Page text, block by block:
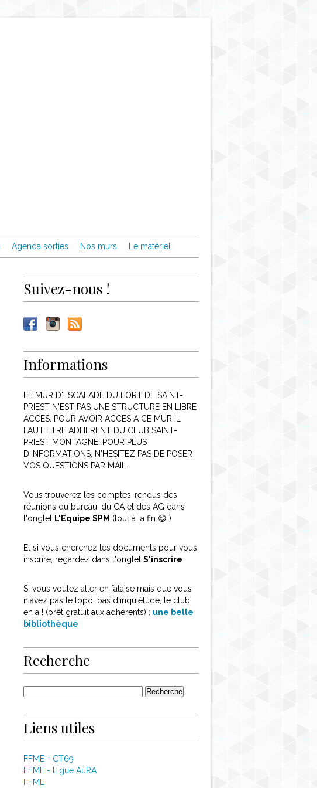
Agenda sorties Nos murs Le matériel
Suivez-nous !
Informations
LE MUR D'ESCALADE DU FORT DE SAINT-
PRIEST N'EST PAS UNE STRUCTURE EN LIBRE
ACCES. POUR AVOIR ACCES A CE MUR IL
FAUT ETRE ADHERENT DU CLUB SAINT-
PRIEST MONTAGNE. POUR PLUS
D'INFORMATIONS, N'HESITEZ PAS DE POSER
VOS QUESTIONS PAR MAIL.
Vous trouverez les comptes-rendus des
réunions du bureau, du CA et des AG dans
l'onglet L'Equipe SPM (tout à la fin 😋 )
Et si vous cherchez les documents pour vous
inscrire, regardez dans l'onglet S'inscrire
Si vous voulez aller en falaise mais que vous
n'avez pas le topo, pas d'inquiétude, le club
en a ! (prêt gratuit aux adhérents) : une belle
bibliothèque
Recherche
Liens utiles
FFME - CT69
FFME - Ligue AuRA
FFME